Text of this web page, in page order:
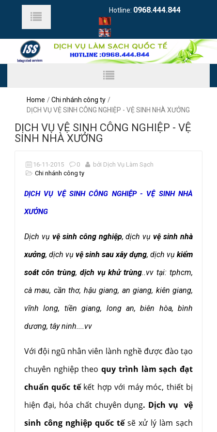
Hotline: 0968.444.844
Home
Chi nhánh công ty
DỊCH VỤ VỆ SINH CÔNG NGHIỆP - VỆ SINH NHÀ XƯỞNG
DỊCH VỤ VỆ SINH CÔNG NGHIỆP - VỆ
SINH NHÀ XƯỞNG
16-11-2015 0
bởi Dịch Vụ Làm Sạch
Chi nhánh công ty
DỊCH VỤ VỆ SINH CÔNG NGHIỆP - VỆ SINH NHÀ
XƯỞNG
Dịch vụ vệ sinh công nghiệp, dịch vụvệ sinh nhà
xưởng, dịch vụ vệ sinh sau xây dựng, dịch vụ kiểm
soát côn trùng, dịch vụ khử trùng..vv tại: tphcm,
cà mau, cần thơ, hậu giang, an giang, kiên giang,
vĩnh long, tiền giang, long an, biên hòa, bình
dương, tây ninh....vv
Với đội ngũ nhân viên lành nghề được đào tạo
chuyên nghiệp theo quy trình làm sạch đạt
chuẩn quốc tếkết hợp với máy móc, thiết bị
hiện đại, hóa chất chuyên dụng. Dịch vụ vệ
sinh công nghiệp quốc tếsẽ xử lý làm sạch